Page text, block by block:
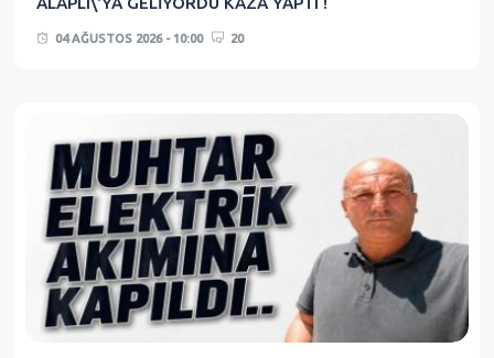
04 AĞUSTOS 2026 - 10:00 20